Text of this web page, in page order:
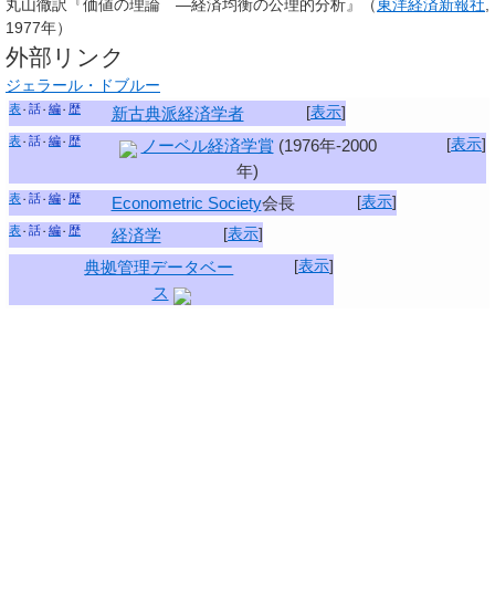
丸山徹訳『価値の理論 ―経済均衡の公理的分析』（ 東洋経済新報社
1977年）
外部リンク
ジェラール・ドブルー
[表示]
表 話 編 歴 新古典派経済学者
[表示]
表 話 編 歴 ノーベル経済学賞 (1976年-2000
年)
[表示]
表 話 編 歴 Econometric Society会長
[表示]
表 話 編 歴 経済学
[表示]
典拠管理データベー
ス